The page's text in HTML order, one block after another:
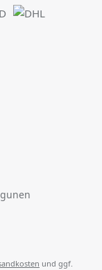
und ggf.